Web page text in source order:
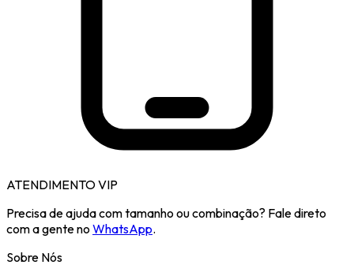
ATENDIMENTO VIP
Precisa de ajuda com tamanho ou combinação? Fale direto
com a gente no WhatsApp.
Sobre Nós